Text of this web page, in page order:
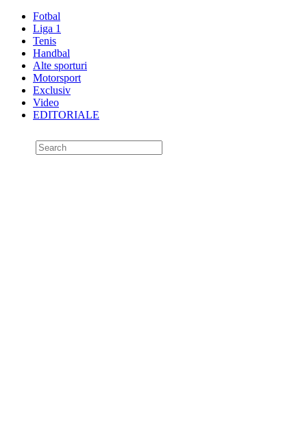
Fotbal
Liga 1
Tenis
Handbal
Alte sporturi
Motorsport
Exclusiv
Video
EDITORIALE